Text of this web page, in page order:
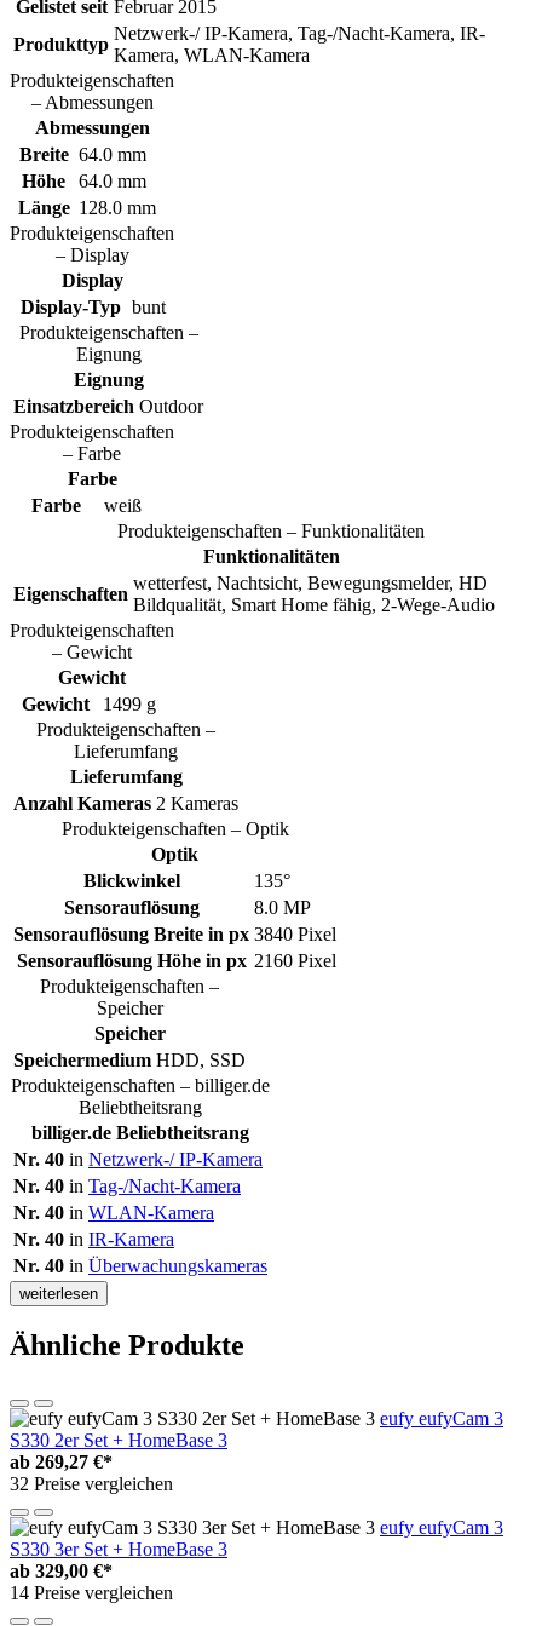
Gelistet seit Februar 2015
Produkttyp
Netzwerk-/ IP-Kamera, Tag-/Nacht-Kamera, IR-
Kamera, WLAN-Kamera
Produkteigenschaften
– Abmessungen
Abmessungen
Breite 64.0 mm
Höhe
64.0 mm
Länge 128.0 mm
Produkteigenschaften
– Display
Display
Display-Typ bunt
Produkteigenschaften –
Eignung
Eignung
Einsatzbereich Outdoor
Produkteigenschaften
– Farbe
Farbe
Farbe
weiß
Produkteigenschaften – Funktionalitäten
Funktionalitäten
Eigenschaften
wetterfest, Nachtsicht, Bewegungsmelder, HD
Bildqualität, Smart Home fähig, 2-Wege-Audio
Produkteigenschaften
– Gewicht
Gewicht
Gewicht
1499 g
Produkteigenschaften –
Lieferumfang
Lieferumfang
Anzahl Kameras 2 Kameras
Produkteigenschaften – Optik
Optik
Blickwinkel
135°
Sensorauflösung
8.0 MP
Sensorauflösung Breite in px 3840 Pixel
Sensorauflösung Höhe in px 2160 Pixel
Produkteigenschaften –
Speicher
Speicher
Speichermedium HDD, SSD
Produkteigenschaften – billiger.de
Beliebtheitsrang
billiger.de Beliebtheitsrang
Nr. 40 in Netzwerk-/ IP-Kamera
Nr. 40 in Tag-/Nacht-Kamera
Nr. 40 in WLAN-Kamera
Nr. 40 in IR-Kamera
Nr. 40 in Überwachungskameras
weiterlesen
Ähnliche Produkte
eufy eufyCam 3
S330 2er Set + HomeBase 3
ab 269,27 €*
32 Preise vergleichen
eufy eufyCam 3
S330 3er Set + HomeBase 3
ab 329,00 €*
14 Preise vergleichen